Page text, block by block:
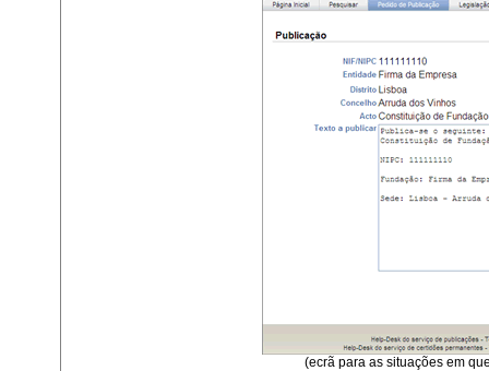
(ecrã para as situações em